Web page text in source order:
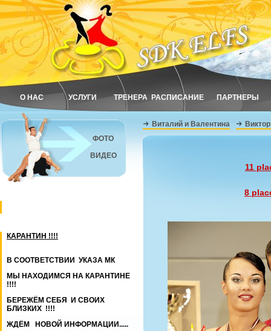
О НАС УСЛУГИ ТРЕНЕРА РАСПИСАНИЕ ПАРТНЕРЫ
ФОТО
ВИДЕО
КАРАНТИН !!!!
В СООТВЕТСТВИИ УКАЗА МК
МЫ НАХОДИМСЯ НА КАРАНТИНЕ
!!!!
БЕРЕЖЁМ СЕБЯ И СВОИХ
БЛИЗКИХ !!!!
ЖДЁМ НОВОЙ ИНФОРМАЦИИ.....
Виталий и Валентина
11
8